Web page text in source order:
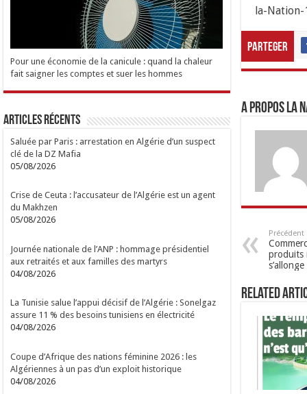
la-Nation-
Parteger
A propos LA
Précédent
produits
s’allonge
Related
Pour une économie de la canicule : quand la chaleur
fait saigner les comptes et suer les hommes
Articles Récents
Saluée par Paris : arrestation en Algérie d’un suspect
clé de la DZ Mafia
05/08/2026
Crise de Ceuta : l’accusateur de l’Algérie est un agent
du Makhzen
05/08/2026
Journée nationale de l’ANP : hommage présidentiel
aux retraités et aux familles des martyrs
04/08/2026
La Tunisie salue l’appui décisif de l’Algérie : Sonelgaz
assure 11 % des besoins tunisiens en électricité
04/08/2026
Coupe d’Afrique des nations féminine 2026 : les
Algériennes à un pas d’un exploit historique
04/08/2026